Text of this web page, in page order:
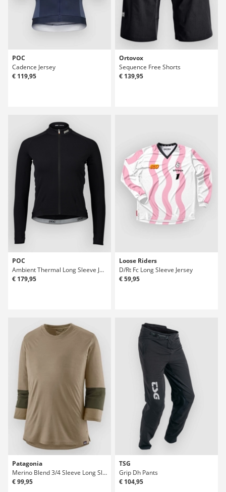
POC
Cadence Jersey
€ 119,95
Ortovox
Sequence Free Shorts
€ 139,95
POC
Ambient Thermal Long Sleeve Jersey
€ 179,95
Loose Riders
D/Rt Fc Long Sleeve Jersey
€ 59,95
Patagonia
Merino Blend 3/4 Sleeve Long Sleeve Jersey
€ 99,95
TSG
Grip Dh Pants
€ 104,95